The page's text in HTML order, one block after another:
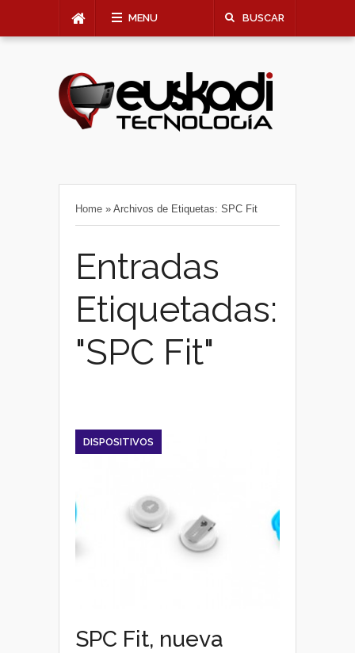
MENU BUSCAR
Home » Archivos de Etiquetas: SPC Fit
Entradas
Etiquetadas:
"SPC Fit"
DISPOSITIVOS
SPC Fit, nueva